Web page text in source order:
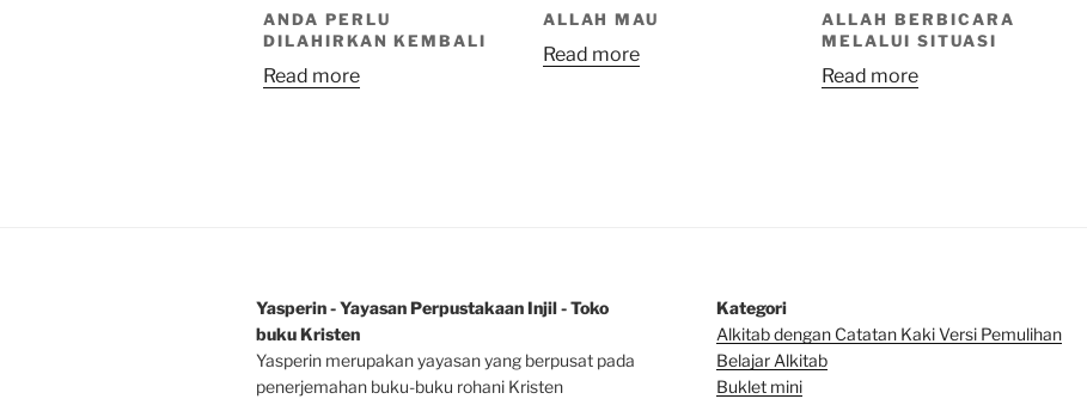
ANDA PERLU
DILAHIRKAN KEMBALI
Read more
ALLAH MAU
Read more
ALLAH BERBICARA
MELALUI SITUASI
Read more
Yasperin - Yayasan Perpustakaan Injil - Toko
buku Kristen
Yasperin merupakan yayasan yang berpusat pada
penerjemahan buku-buku rohani Kristen
Kategori
Alkitab dengan Catatan Kaki Versi Pemulihan
Belajar Alkitab
Buklet mini